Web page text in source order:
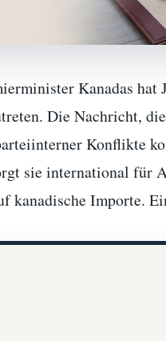
Kanadas
Die Nachricht,
Konflikte
sie international für
kanadische Importe.